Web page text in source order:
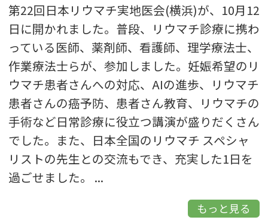
第22回日本リウマチ実地医会(横浜)が、10月12
日に開かれました。普段、リウマチ診療に携わ
っている医師、薬剤師、看護師、理学療法士、
作業療法士らが、参加しました。妊娠希望のリ
ウマチ患者さんへの対応、AIの進歩、リウマチ
患者さんの癌予防、患者さん教育、リウマチの
手術など日常診療に役立つ講演が盛りだくさん
でした。また、日本全国のリウマチ スペシャ
リストの先生との交流もでき、充実した1日を
過ごせました。 ...
もっと見る